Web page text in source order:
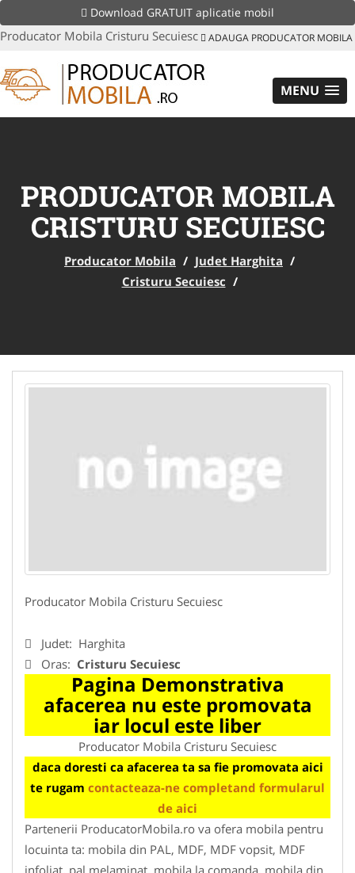
Download GRATUIT aplicatie mobil
Producator Mobila Cristuru Secuiesc ADAUGA PRODUCATOR MOBILA
MENU
PRODUCATOR MOBILA
CRISTURU SECUIESC
Producator Mobila / Judet Harghita /
Cristuru Secuiesc /
Producator Mobila Cristuru Secuiesc
Judet: Harghita
Oras: Cristuru Secuiesc
Pagina Demonstrativa
afacerea nu este promovata
iar locul este liber
Producator Mobila Cristuru Secuiesc
daca doresti ca afacerea ta sa fie promovata aici
te rugam contacteaza-ne completand formularul
de aici
Partenerii ProducatorMobila.ro va ofera mobila pentru
locuinta ta: mobila din PAL, MDF, MDF vopsit, MDF
infoliat, pal melaminat, mobila la comanda, mobila din